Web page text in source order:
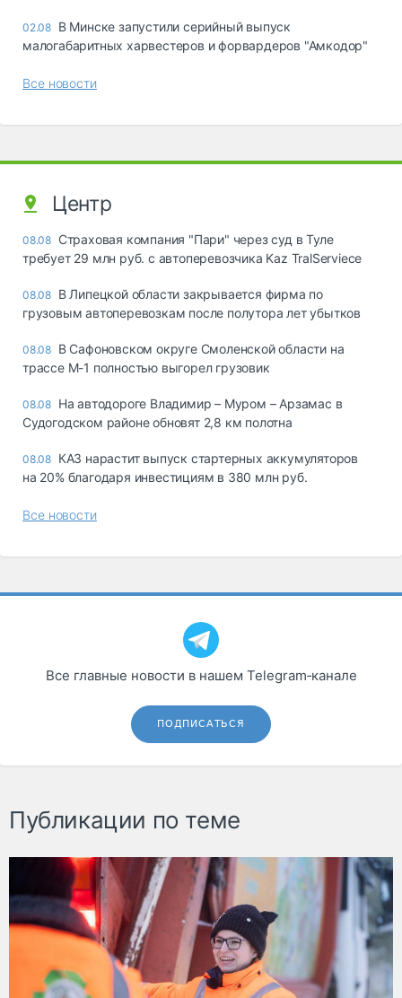
02.08 В Минске запустили серийный выпуск
малогабаритных харвестеров и форвардеров "Амкодор"
Все новости
Центр
08.08 Страховая компания "Пари" через суд в Туле
требует 29 млн руб. с автоперевозчика Kaz TralServiece
08.08 В Липецкой области закрывается фирма по
грузовым автоперевозкам после полутора лет убытков
08.08 В Сафоновском округе Смоленской области на
трассе М-1 полностью выгорел грузовик
08.08 На автодороге Владимир – Муром – Арзамас в
Судогодском районе обновят 2,8 км полотна
08.08 КАЗ нарастит выпуск стартерных аккумуляторов
на 20% благодаря инвестициям в 380 млн руб.
Все новости
Все главные новости в нашем Telegram‑канале
ПОДПИСАТЬСЯ
Публикации по теме